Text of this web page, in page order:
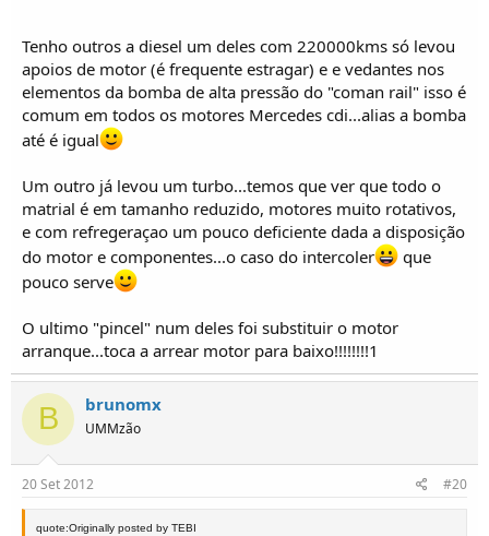
Tenho outros a diesel um deles com 220000kms só levou
apoios de motor (é frequente estragar) e e vedantes nos
elementos da bomba de alta pressão do "coman rail" isso é
comum em todos os motores Mercedes cdi...alias a bomba
até é igual
Um outro já levou um turbo...temos que ver que todo o
matrial é em tamanho reduzido, motores muito rotativos,
e com refregeraçao um pouco deficiente dada a disposição
do motor e componentes...o caso do intercoler
que
pouco serve
O ultimo "pincel" num deles foi substituir o motor
arranque...toca a arrear motor para baixo!!!!!!!!1
B brunomx
UMMzão
20 Set 2012 #20
quote:Originally posted by TEBI